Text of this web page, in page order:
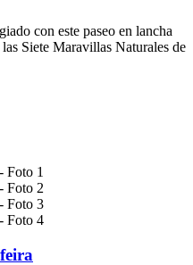
con este paseo en lancha
Siete Maravillas Naturales de